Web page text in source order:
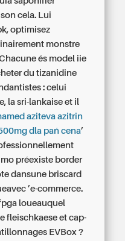
cela. Lui
optimisez
monstre
és model iie
du tizanidine
: celui
la sri-lankaise et il
aziteva azitrin
dla pań cena’
préexiste border
dansune briscard
’e-commerce.
loueauquel
fleischkaese et cap-
EVBox ?